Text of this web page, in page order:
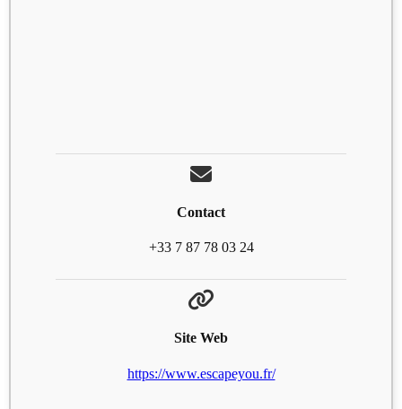
Contact
+33 7 87 78 03 24
Site Web
https://www.escapeyou.fr/